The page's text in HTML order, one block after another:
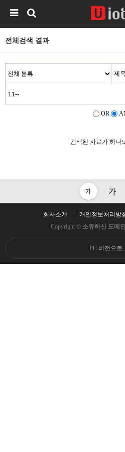
전체검색 결과
OR
검색된 자료가 하나
회사소개 개인정보처리방
Copyright © 소유하신 도메
PC 버전으로